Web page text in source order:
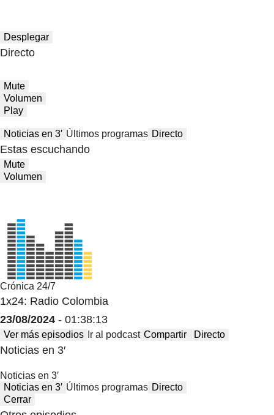
Desplegar
Directo
Mute
Volumen
Play
Noticias en 3′ Últimos programas Directo
Estas escuchando
Mute
Volumen
Crónica 24/7
1x24: Radio Colombia
23/08/2024 - 01:38:13
Ver más episodios Ir al podcast Compartir Directo
Noticias en 3′
Noticias en 3′
Noticias en 3′ Últimos programas Directo
Cerrar